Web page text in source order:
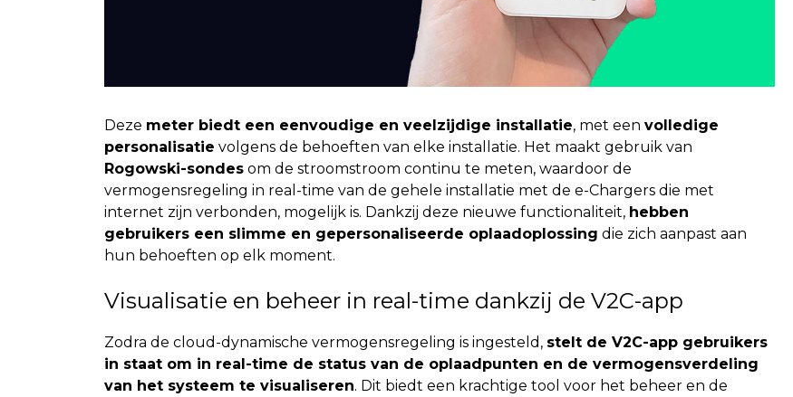
Deze meter biedt een eenvoudige en veelzijdige installatie, met een volledige
personalisatie volgens de behoeften van elke installatie. Het maakt gebruik van
Rogowski-sondesom de stroomstroom continu te meten, waardoor de
vermogensregeling in real-time van de gehele installatie met de e-Chargers die met
internet zijn verbonden, mogelijk is. Dankzij deze nieuwe functionaliteit, hebben
gebruikers een slimme en gepersonaliseerde oplaadoplossing die zich aanpast aan
hun behoeften op elk moment.
Visualisatie en beheer in real-time dankzij de V2C-app
Zodra de cloud-dynamische vermogensregeling is ingesteld, stelt de V2C-app gebruikers
in staat om in real-time de status van de oplaadpunten en de vermogensverdeling
van het systeem te visualiseren. Dit biedt een krachtige tool voor het beheer en de